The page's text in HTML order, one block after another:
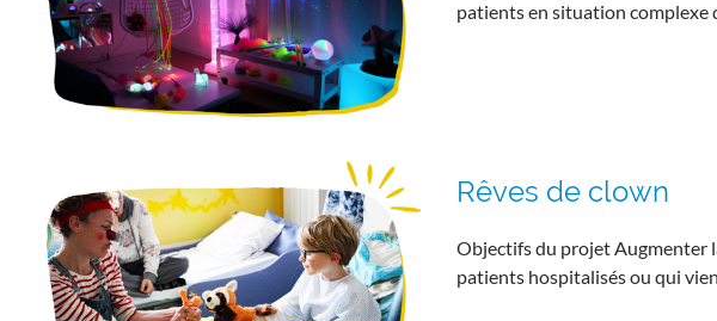
patients en situation complexe
Rêves de clown
Objectifs du projet Augmenter
patients hospitalisés ou qui